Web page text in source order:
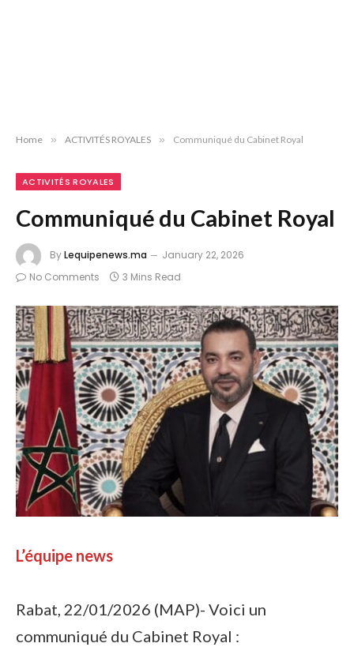
Home » ACTIVITÉS ROYALES » Communiqué du Cabinet Royal
ACTIVITÉS ROYALES
Communiqué du Cabinet Royal
ByLequipenews.ma
January 22, 2026
No Comments
3 Mins Read
L’équipe news
Rabat, 22/01/2026 (MAP)- Voici un
communiqué du Cabinet Royal :